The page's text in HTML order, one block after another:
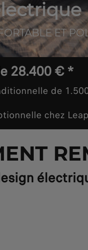
ET
28.400 € *
de
chez